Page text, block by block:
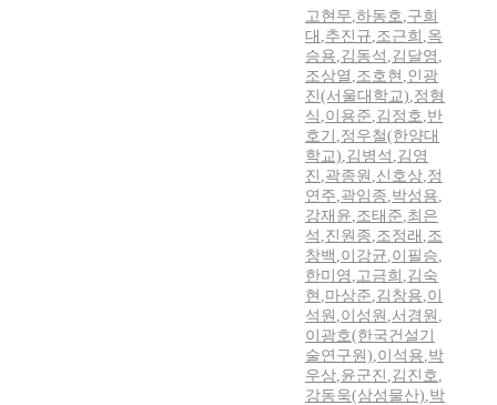
고현무,하동호,구희
대 ,추진규,조근희 ,옥
승용,김동석 ,김달영 ,
조상열 ,조호현 ,인광
진(서울대학교),정형
식 ,이용준,김정호,반
호기 ,정우철(한양대
학교),김병석 ,김영
진 ,곽종원 ,신호상,정
연주,곽임종,박성용,
강재윤,조태준,최은
석 ,진원종,조정래 ,조
창백 ,이강균,이필승,
한미영 ,고금희 ,김숙
현 ,마상준,김창용,이
석원 ,이성원 ,서경원 ,
이광호(한국건설기
술연구원),이석용,박
우상,윤군진 ,김진호,
강동욱(삼성물산),박